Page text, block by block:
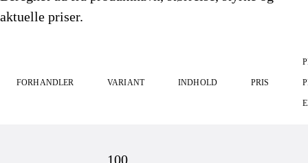
aktuelle priser.
FORHANDLER VARIANT INDHOLD PRIS
100